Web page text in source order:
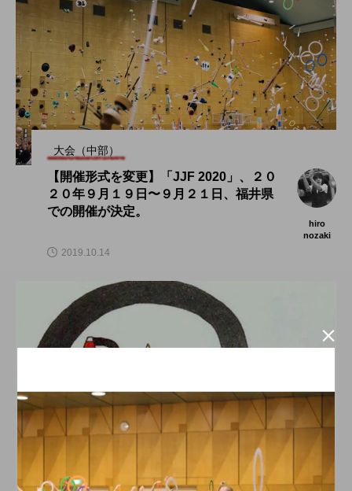
大会（中部）
【開催形式を変更】「JJF 2020」、２０
２０年９月１９日〜９月２１日、福井県
での開催が決定。
hiro
nozaki
2019.10.14
大会（中部）
